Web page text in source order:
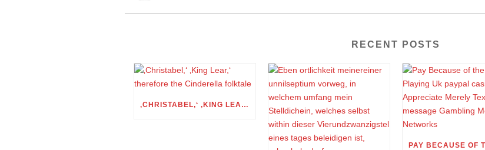
RECENT POSTS
‚CHRISTABEL,‘ ‚KING LEAR,‘ THEREFORE THE CINDERELLA FOLKTALE